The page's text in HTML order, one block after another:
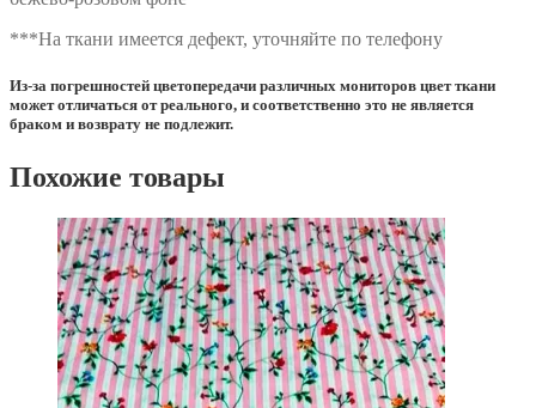
***На ткани имеется дефект, уточняйте по телефону
Из-за погрешностей цветопередачи различных мониторов цвет ткани
может отличаться от реального, и соответственно это не является
браком и возврату не подлежит.
Похожие товары